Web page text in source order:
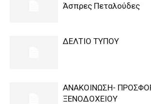
Άσπρες Πεταλούδες
ΔΕΛΤΙΟ ΤΥΠΟΥ
ΑΝΑΚΟΙΝΩΣΗ-
ΞΕΝΟΔΟΧΕΙΟΥ